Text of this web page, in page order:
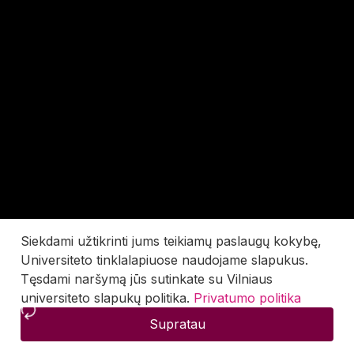
Siekdami užtikrinti jums teikiamų paslaugų kokybę,
Universiteto tinklalapiuose naudojame slapukus.
Tęsdami naršymą jūs sutinkate su Vilniaus
universiteto slapukų politika. Privatumo politika
Supratau